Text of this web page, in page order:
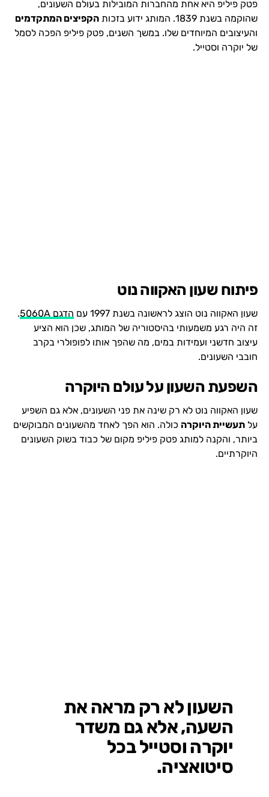
פטק פיליפ היא אחת מהחברות המובילות בעולם השעונים,
שהוקמה בשנת 1839. המותג ידוע בזכות
הקפיצים המתקדמים
והעיצובים המיוחדים שלו. במשך השנים, פטק פיליפ הפכה לסמל
של יוקרה וסטייל.
פיתוח שעון האקווה נוט
שעון האקווה נוט הוצג לראשונה בשנת 1997 עם הדגם 5060A
.
זה היה רגע משמעותי בהיסטוריה של המותג, שכן הוא הציע
עיצוב חדשני ועמידות במים, מה שהפך אותו לפופולרי בקרב
חובבי השעונים.
השפעת השעון על עולם היוקרה
שעון האקווה נוט לא רק שינה את פני השעונים, אלא גם השפיע
על תעשיית היוקרה כולה. הוא הפך לאחד מהשעונים המבוקשים
ביותר, והקנה למותג פטק פיליפ מקום של כבוד בשוק השעונים
היוקרתיים.
השעון לא רק מראה את
השעה, אלא גם משדר
יוקרה וסטייל בכל
סיטואציה.